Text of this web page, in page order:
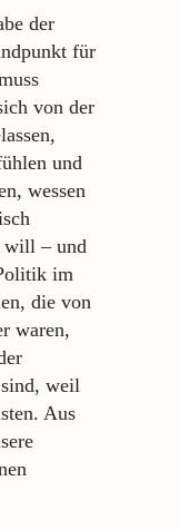
der
für
von der
und
wessen
will – und
im
die von
waren,
weil
Aus